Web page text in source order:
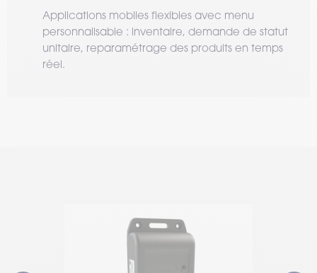
Applications mobiles flexibles avec menu
personnalisable : inventaire, demande de statut
unitaire, reparamétrage des produits en temps
réel.